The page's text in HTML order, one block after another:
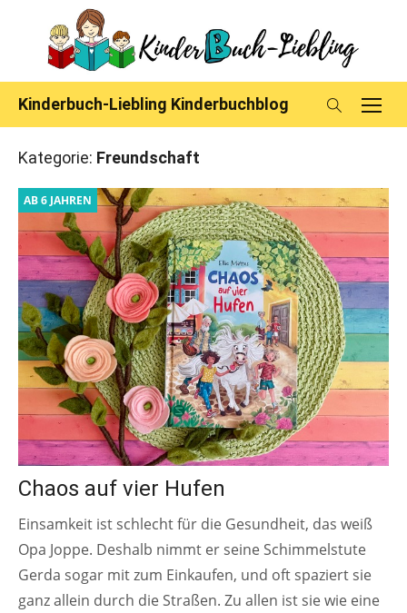
content
Kinderbuch-Liebling Kinderbuchblog
Kategorie: Freundschaft
AB 6 JAHREN
Chaos auf vier Hufen
Einsamkeit ist schlecht für die Gesundheit, das weiß
Opa Joppe. Deshalb nimmt er seine Schimmelstute
Gerda sogar mit zum Einkaufen, und oft spaziert sie
ganz allein durch die Straßen. Zu allen ist sie wie eine